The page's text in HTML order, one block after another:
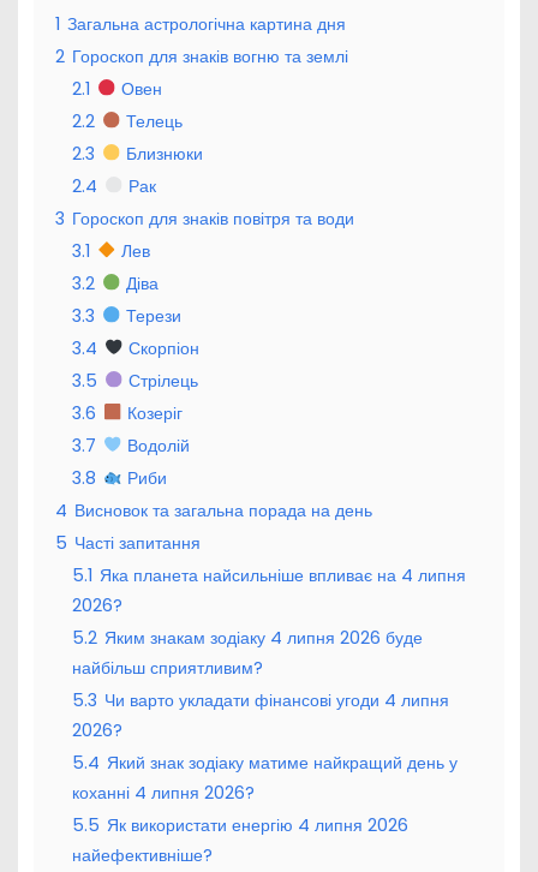
1 Загальна астрологічна картина дня
2 Гороскоп для знаків вогню та землі
2.1
Овен
2.2
Телець
2.3
Близнюки
2.4
Рак
3 Гороскоп для знаків повітря та води
3.1
Лев
3.2
Діва
3.3
Терези
3.4
Скорпіон
3.5
Стрілець
3.6
Козеріг
3.7
Водолій
3.8
Риби
4 Висновок та загальна порада на день
5 Часті запитання
5.1 Яка планета найсильніше впливає на 4 липня
2026?
5.2 Яким знакам зодіаку 4 липня 2026 буде
найбільш сприятливим?
5.3 Чи варто укладати фінансові угоди 4 липня
2026?
5.4 Який знак зодіаку матиме найкращий день у
коханні 4 липня 2026?
5.5 Як використати енергію 4 липня 2026
найефективніше?